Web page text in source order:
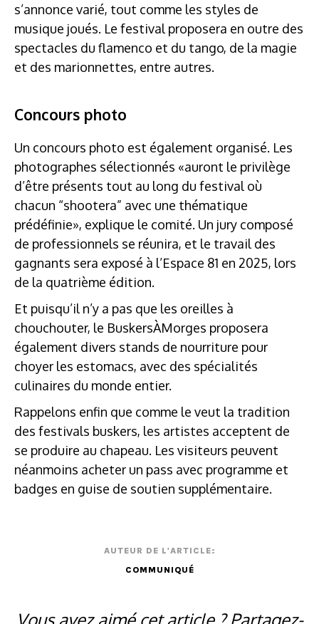
s’annonce varié, tout comme les styles de
musique joués. Le festival proposera en outre des
spectacles du flamenco et du tango, de la magie
et des marionnettes, entre autres.
Concours photo
Un concours photo est également organisé. Les
photographes sélectionnés «auront le privilège
d’être présents tout au long du festival où
chacun “shootera” avec une thématique
prédéfinie», explique le comité. Un jury composé
de professionnels se réunira, et le travail des
gagnants sera exposé à l’Espace 81 en 2025, lors
de la quatrième édition.
Et puisqu’il n’y a pas que les oreilles à
chouchouter, le BuskersÀMorges proposera
également divers stands de nourriture pour
choyer les estomacs, avec des spécialités
culinaires du monde entier.
Rappelons enfin que comme le veut la tradition
des festivals buskers, les artistes acceptent de
se produire au chapeau. Les visiteurs peuvent
néanmoins acheter un pass avec programme et
badges en guise de soutien supplémentaire.
AUTEUR DE L'ARTICLE:
COMMUNIQUÉ
Vous avez aimé cet article ? Partagez-